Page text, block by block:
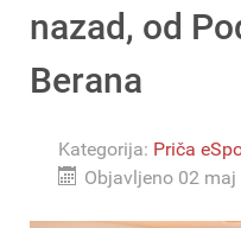
nazad, od
Berana
Kategorija: Priča
Objavljeno 02